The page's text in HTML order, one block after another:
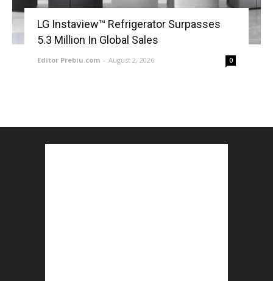
LG Instaview™ Refrigerator Surpasses
5.3 Million In Global Sales
Editor Prebiu.com - August 2, 2026 0